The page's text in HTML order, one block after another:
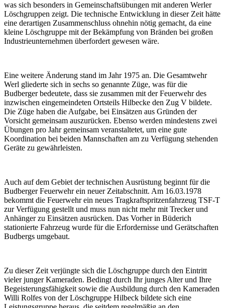
was sich besonders in Gemeinschaftsübungen mit anderen Werler
Löschgruppen zeigt. Die technische Entwicklung in dieser Zeit hätte
eine derartigen Zusammenschluss ohnehin nötig gemacht, da eine
kleine Löschgruppe mit der Bekämpfung von Bränden bei großen
Industrieunternehmen überfordert gewesen wäre.
Eine weitere Änderung stand im Jahr 1975 an. Die Gesamtwehr
Werl gliederte sich in sechs so genannte Züge, was für die
Budberger bedeutete, dass sie zusammen mit der Feuerwehr des
inzwischen eingemeindeten Ortsteils Hilbecke den Zug V bildete.
Die Züge haben die Aufgabe, bei Einsätzen aus Gründen der
Vorsicht gemeinsam auszurücken. Ebenso werden mindestens zwei
Übungen pro Jahr gemeinsam veranstaltetet, um eine gute
Koordination bei beiden Mannschaften am zu Verfügung stehenden
Geräte zu gewährleisten.
Auch auf dem Gebiet der technischen Ausrüstung beginnt für die
Budberger Feuerwehr ein neuer Zeitabschnitt. Am 16.03.1978
bekommt die Feuerwehr ein neues Tragkraftspritzenfahrzeug TSF-T
zur Verfügung gestellt und muss nun nicht mehr mit Trecker und
Anhänger zu Einsätzen ausrücken. Das Vorher in Büderich
stationierte Fahrzeug wurde für die Erfordernisse und Gerätschaften
Budbergs umgebaut.
Zu dieser Zeit verjüngte sich die Löschgruppe durch den Eintritt
vieler junger Kameraden. Bedingt durch Ihr junges Alter und Ihre
Begeisterungsfähigkeit sowie die Ausbildung durch den Kameraden
Willi Rolfes von der Löschgruppe Hilbeck bildete sich eine